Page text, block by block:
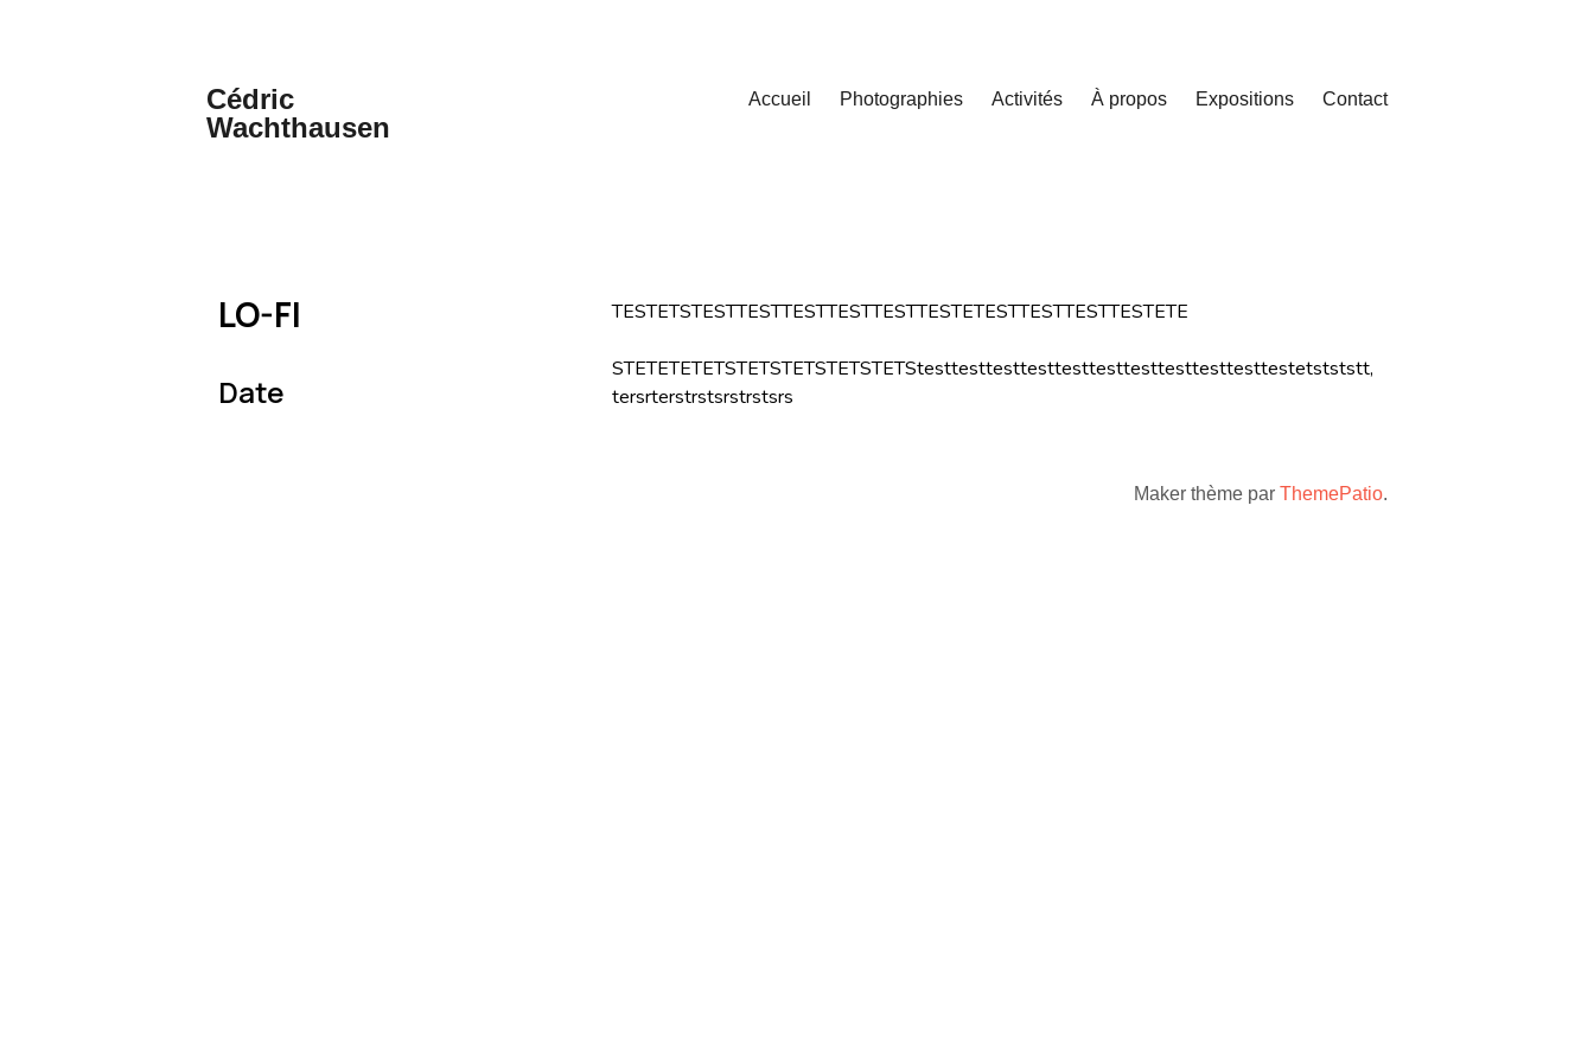
Cédric
Wachthausen
Accueil Photographies Activités À propos Expositions Contact
LO-FI
Date
TESTETSTESTTESTTESTTESTTESTTESTETESTTESTTESTTESTETE
STETETETETSTETSTETSTETSTETStesttesttesttesttesttesttesttesttesttesttestetstststt,
tersrterstrstsrstrstsrs
Maker thème par ThemePatio.